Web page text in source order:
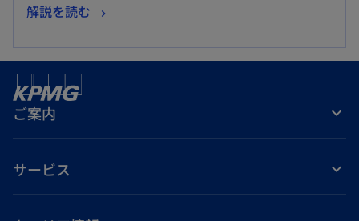
く
解説を読む
開
ご案内
サービス